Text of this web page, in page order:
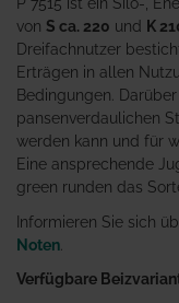
P 7515 ist ein Silo-,
von S ca. 220 und K
Dreifachnutzer
Erträgen in allen
Bedingungen.
pansenverdaulichen
werden kann und für
Eine ansprechende
green runden das
Informieren Sie sich
Noten
Verfügbare